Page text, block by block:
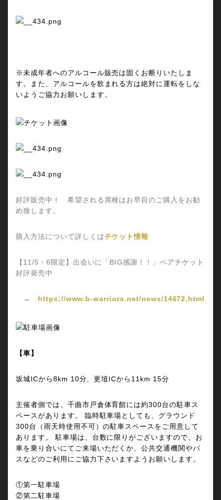
※未成年者へのアルコール販売は固くお断りいたしま
す。また、アルコールを飲まれる方は絶対に運転をしな
いようご協力お願いします。
好評販売中！ 希望される席種はお早目のご購入をお勧
め致します。
購入方法について詳しくはチケット情報
【11/5・6限定】出会いに「BIG感謝！！」ペアチケット
好評発売中
→ https://www.b-warriors.net/news/14672.html
【車】
坂城ICから8km 10分、更埴ICから11km 15分
主催者側では、千曲市戸倉体育館には約300台の駐車ス
ペースがあります。 臨時駐車場としても、グラウンド
300台（雨天時使用不可）の駐車スペースをご用意して
あります。 駐車場は、台数に限りがございますので、お
車を乗り合いにてご来場いただくか、公共交通機関やバ
スなどのご利用にご協力下さいますようお願いします。
①第一駐車場
②第二駐車場